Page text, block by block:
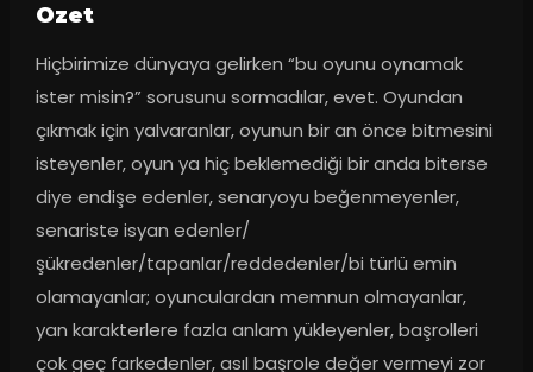
Ozet
Hiçbirimize dünyaya gelirken “bu oyunu oynamak
ister misin?” sorusunu sormadılar, evet. Oyundan
çıkmak için yalvaranlar, oyunun bir an önce bitmesini
isteyenler, oyun ya hiç beklemediği bir anda biterse
diye endişe edenler, senaryoyu beğenmeyenler,
senariste isyan edenler/
şükredenler/tapanlar/reddedenler/bi türlü emin
olamayanlar; oyunculardan memnun olmayanlar,
yan karakterlere fazla anlam yükleyenler, başrolleri
çok geç farkedenler, asıl başrole değer vermeyi zor